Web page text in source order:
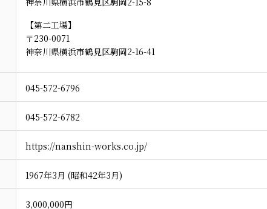
【第二工場】
〒230-0071
神奈川県横浜市鶴見区駒岡2-16-41
045-572-6796
045-572-6782
https://nanshin-works.co.jp/
1967年3月 (昭和42年3月)
3,000,000円